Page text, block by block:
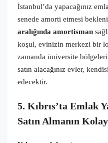
İstanbul’da yapacağınız
senede amorti etmesi
aralığında amortisman
koşul, evinizin merkezi bir
zamanda üniversite
satın alacağınız evler,
edecektir.
5. Kıbrıs’ta Emlak
Satın Almanın